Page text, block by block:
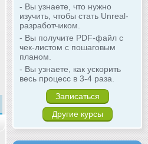
- Вы узнаете, что нужно
изучить, чтобы стать Unreal-
разработчиком.
- Вы получите PDF-файл с
чек-листом с пошаговым
планом.
- Вы узнаете, как ускорить
весь процесс в 3-4 раза.
Записаться
Другие курсы